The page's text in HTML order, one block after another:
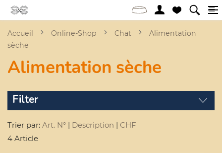
Accueil Online-Shop Chat
Alimentation
sèche
Alimentation sèche
Filter
Trier par: Art. N° | Description | CHF
4 Article